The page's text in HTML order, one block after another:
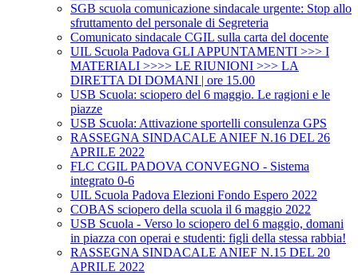
SGB scuola comunicazione sindacale urgente: Stop allo
sfruttamento del personale di Segreteria
Comunicato sindacale CGIL sulla carta del docente
UIL Scuola Padova GLI APPUNTAMENTI >>> I
MATERIALI >>>> LE RIUNIONI >>> LA
DIRETTA DI DOMANI | ore 15.00
USB Scuola: sciopero del 6 maggio. Le ragioni e le
piazze
USB Scuola: Attivazione sportelli consulenza GPS
RASSEGNA SINDACALE ANIEF N.16 DEL 26
APRILE 2022
FLC CGIL PADOVA CONVEGNO - Sistema
integrato 0-6
UIL Scuola Padova Elezioni Fondo Espero 2022
COBAS sciopero della scuola il 6 maggio 2022
USB Scuola - Verso lo sciopero del 6 maggio, domani
in piazza con operai e studenti: figli della stessa rabbia!
RASSEGNA SINDACALE ANIEF N.15 DEL 20
APRILE 2022